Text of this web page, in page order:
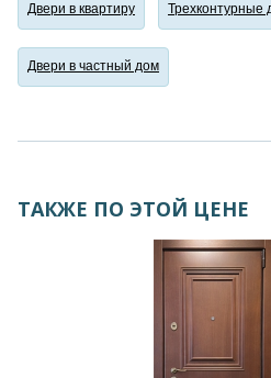
Двери в квартиру Трехконтурные
Двери в частный дом
ТАКЖЕ ПО ЭТОЙ ЦЕНЕ